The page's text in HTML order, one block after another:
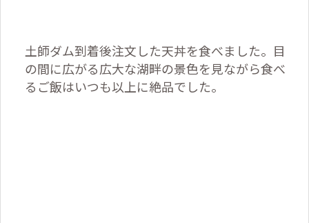
土師ダム到着後注文した天丼を食べました。目
の間に広がる広大な湖畔の景色を見ながら食べ
るご飯はいつも以上に絶品でした。